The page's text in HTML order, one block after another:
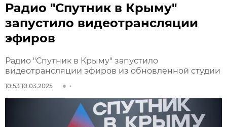
Радио "Спутник в Крыму"
запустило видеотрансляции
эфиров
Радио "Спутник в Крыму" запустило
видеотрансляции эфиров из обновленной студии
10:53 10.03.2025